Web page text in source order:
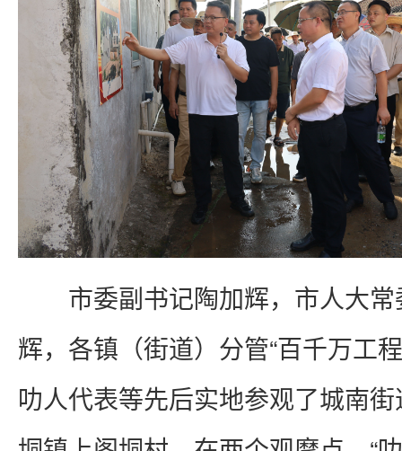
市委副书记陶加辉，市人大常
辉，各镇（街道）分管“百千万工
叻人代表等先后实地参观了城南